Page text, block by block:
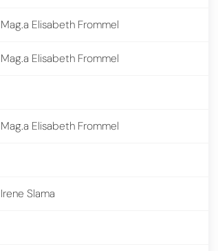
Mag.a Elisabeth Frommel
Mag.a Elisabeth Frommel
Mag.a Elisabeth Frommel
Irene Slama